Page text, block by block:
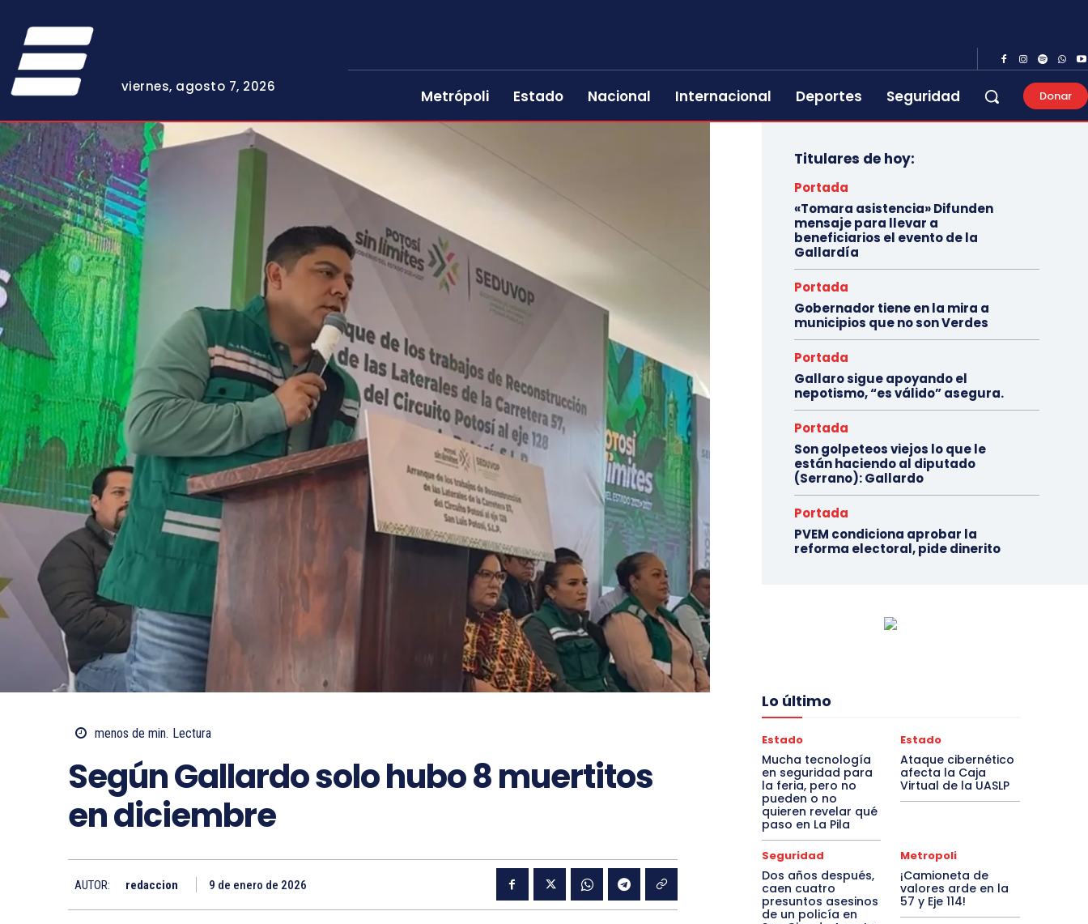
viernes, agosto 7, 2026
Metrópoli Estado Nacional Internacional Deportes Seguridad Donar
menos de min. Lectura
Según Gallardo solo hubo 8 muertitos
en diciembre
AUTOR: redaccion 9 de enero de 2026
Titulares de hoy:
Portada
«Tomara asistencia» Difunden
mensaje para llevar a
beneficiarios el evento de la
Gallardía
Portada
Gobernador tiene en la mira a
municipios que no son Verdes
Portada
Gallaro sigue apoyando el
nepotismo, “es válido” asegura.
Portada
Son golpeteos viejos lo que le
están haciendo al diputado
(Serrano): Gallardo
Portada
PVEM condiciona aprobar la
reforma electoral, pide dinerito
Lo último
Estado
Mucha tecnología
en seguridad para
la feria, pero no
pueden o no
quieren revelar qué
paso en La Pila
Estado
Ataque cibernético
afecta la Caja
Virtual de la UASLP
Seguridad
Dos años después,
caen cuatro
presuntos asesinos
de un policía en
Metropoli
¡Camioneta de
valores arde en la
57 y Eje 114!